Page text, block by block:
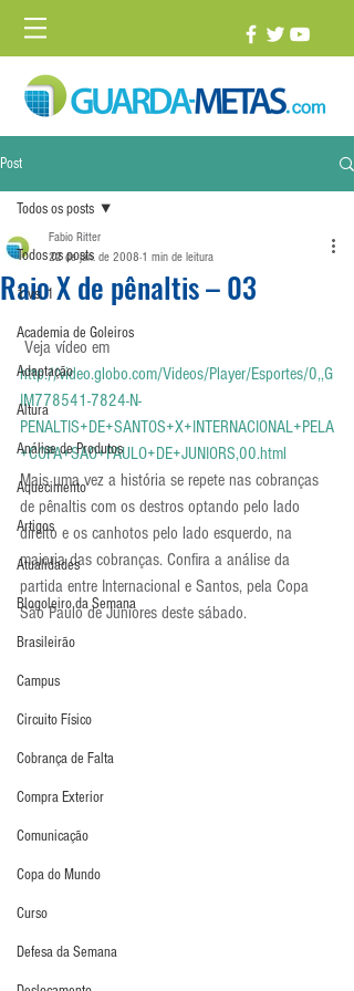
Post
Todos os posts
1 vs. 1
Academia de Goleiros
Adaptação
Altura
Análise de Produtos
Aquecimento
Artigos
Atualidades
Blogoleiro da Semana
Brasileirão
Campus
Circuito Físico
Cobrança de Falta
Compra Exterior
Comunicação
Copa do Mundo
Curso
Defesa da Semana
Todos os posts
Raio X de pênaltis – 03
Fabio Ritter
22 de jan. de 2008 1 min de leitura
Veja vídeo em
http://video.globo.com/Videos/Player/Esportes/0,,G
IM778541-7824-N-
PENALTIS+DE+SANTOS+X+INTERNACIONAL+PELA
+COPA+SAO+PAULO+DE+JUNIORS,00.html
Mais uma vez a história se repete nas cobranças
de pênaltis com os destros optando pelo lado
direito e os canhotos pelo lado esquerdo, na
maioria das cobranças. Confira a análise da
partida entre Internacional e Santos, pela Copa
São Paulo de Juniores deste sábado.